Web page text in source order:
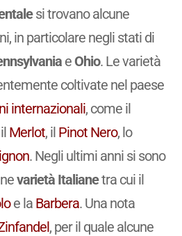
si trovano alcune
in particolare negli stati di
e Ohio. Le varietà
coltivate nel paese
internazionali, come il
Merlot, il Pinot Nero, lo
. Negli ultimi anni si sono
varietà Italianetra cui il
e la Barbera. Una nota
, per il quale alcune